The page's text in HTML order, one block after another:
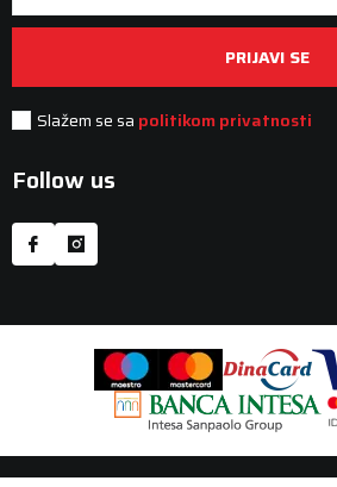
PRIJAVI SE
Slažem se sa politikom privatnosti
Follow us